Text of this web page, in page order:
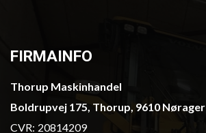
FIRMAINFO
Thorup Maskinhandel
Boldrupvej 175, Thorup, 9610 Nørager
CVR: 20814209